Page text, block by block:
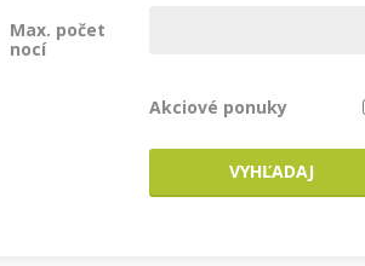
Max. počet
nocí
Akciové ponuky
VYHĽADAJ